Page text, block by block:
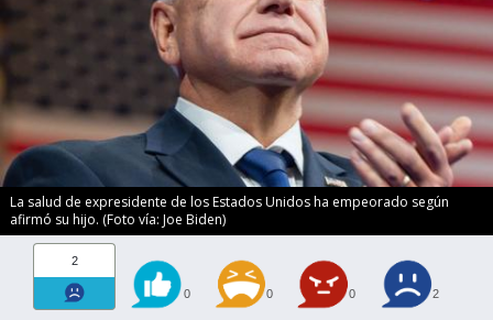
La salud de expresidente de los Estados Unidos ha empeorado según
afirmó su hijo. (Foto vía: Joe Biden)
2
0 0 0 2